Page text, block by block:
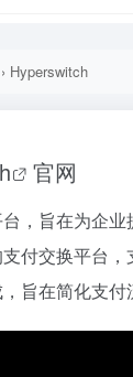
› Hyperswitch
官网
，旨在为企
付交换平台
旨在简化支付